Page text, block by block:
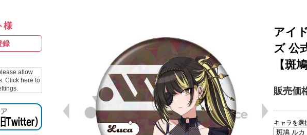
イヴ
ドラゴンボール
様
録
allow
Click here to
アイ
ズ 公
【斑
販売価
キャラを選